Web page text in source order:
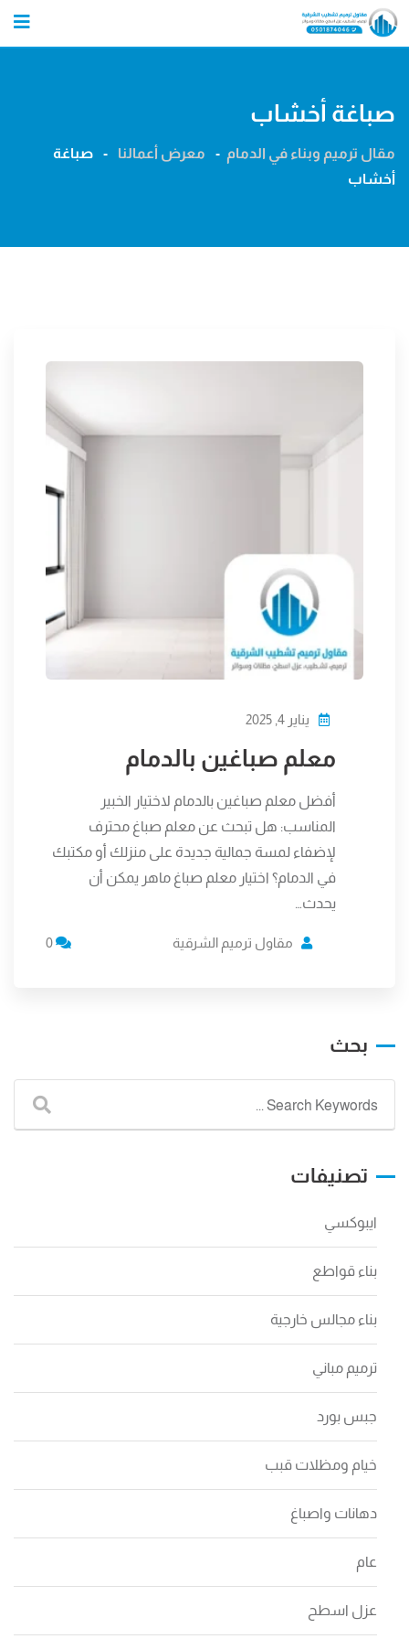
Skip
صباغة أخشاب
مقال ترميم وبناء في الدمام - معرض أعمالنا -
صباغة
أخشاب
يناير 4, 2025
معلم صباغين بالدمام
أفضل معلم صباغين بالدمام لاختيار الخبير
المناسب: هل تبحث عن معلم صباغ محترف
لإضفاء لمسة جمالية جديدة على منزلك أو مكتبك
في الدمام؟ اختيار معلم صباغ ماهر يمكن أن
يحدث…
مقاول ترميم الشرقية
بحث
تصنيفات
ايبوكسي
بناء قواطع
بناء مجالس خارجية
ترميم مباني
جبس بورد
خيام ومظلات قبب
دهانات واصباغ
عام
عزل اسطح